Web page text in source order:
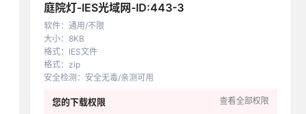
庭院灯-IES光域网-ID:443-3
软件： 通用/不限
大小： 8KB
格式： IES文件
格式： zip
安全检测 ： 安全无毒/亲测可用
您的下载权限 查看全部权限